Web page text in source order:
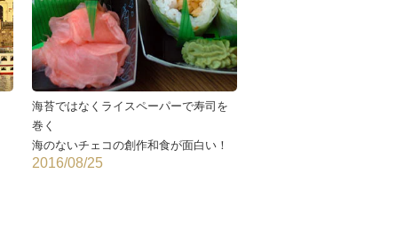
海苔ではなくライスペーパーで寿司を
巻く
海のないチェコの創作和食が面白い！
2016/08/25